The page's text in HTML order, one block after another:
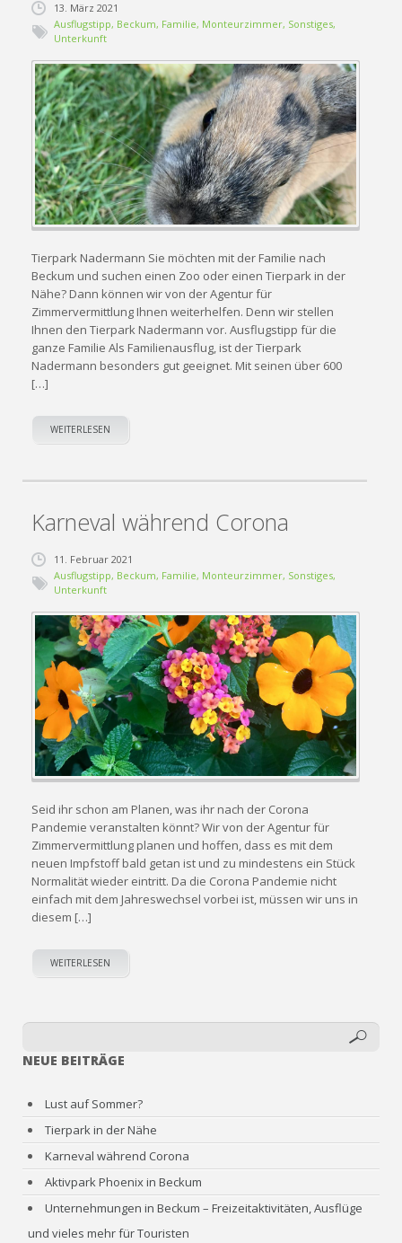
13. März 2021
Ausflugstipp, Beckum, Familie, Monteurzimmer, Sonstiges,
Unterkunft
Tierpark Nadermann Sie möchten mit der Familie nach
Beckum und suchen einen Zoo oder einen Tierpark in der
Nähe? Dann können wir von der Agentur für
Zimmervermittlung Ihnen weiterhelfen. Denn wir stellen
Ihnen den Tierpark Nadermann vor. Ausflugstipp für die
ganze Familie Als Familienausflug, ist der Tierpark
Nadermann besonders gut geeignet. Mit seinen über 600
[…]
WEITERLESEN
Karneval während Corona
11. Februar 2021
Ausflugstipp, Beckum, Familie, Monteurzimmer, Sonstiges,
Unterkunft
Seid ihr schon am Planen, was ihr nach der Corona
Pandemie veranstalten könnt? Wir von der Agentur für
Zimmervermittlung planen und hoffen, dass es mit dem
neuen Impfstoff bald getan ist und zu mindestens ein Stück
Normalität wieder eintritt. Da die Corona Pandemie nicht
einfach mit dem Jahreswechsel vorbei ist, müssen wir uns in
diesem […]
WEITERLESEN
NEUE BEITRÄGE
Lust auf Sommer?
Tierpark in der Nähe
Karneval während Corona
Aktivpark Phoenix in Beckum
Unternehmungen in Beckum – Freizeitaktivitäten, Ausflüge
und vieles mehr für Touristen